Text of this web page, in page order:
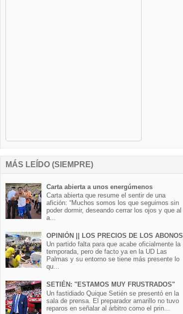
MÁS LEÍDO (SIEMPRE)
Carta abierta a unos energúmenos
Carta abierta que resume el sentir de una
afición: “Muchos somos los que seguimos sin
poder dormir, deseando cerrar los ojos y que al
a...
OPINIÓN || LOS PRECIOS DE LOS ABONOS
Un partido falta para que acabe oficialmente la
temporada, pero de facto ya en la UD Las
Palmas y su entorno se tiene más presente lo
qu...
SETIÉN: "ESTAMOS MUY FRUSTRADOS"
Un fastidiado Quique Setién se presentó en la
sala de prensa. El preparador amarillo no tuvo
reparos en señalar al árbitro como el prin...